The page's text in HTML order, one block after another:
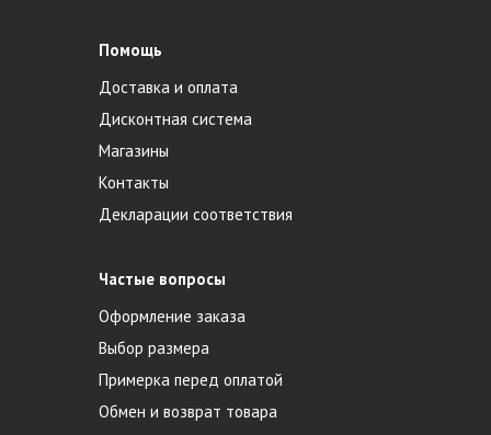
Помощь
Доставка и оплата
Дисконтная система
Магазины
Контакты
Декларации соответствия
Частые вопросы
Оформление заказа
Выбор размера
Примерка перед оплатой
Обмен и возврат товара